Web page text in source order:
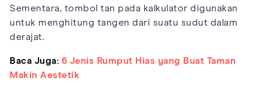
Sementara, tombol tan pada kalkulator digunakan
untuk menghitung tangen dari suatu sudut dalam
derajat.
Baca Juga: 6 Jenis Rumput Hias yang Buat Taman
Makin Aestetik